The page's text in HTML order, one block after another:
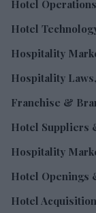
Hospitality
Franchise &
Hotel Suppliers
Hospitality
Hotel Openings
Hotel
Hotel
Hospitality Jobs
Hotel Events,